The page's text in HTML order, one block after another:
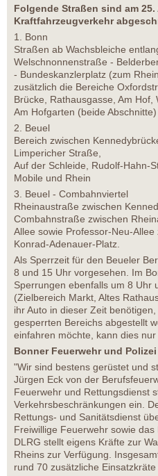
Folgende Straßen sind am
Kraftfahrzeugverkehr
1. Bonn
Straßen ab Wachsbleiche
Welschnonnenstraße -
- Bundeskanzlerplatz (zum
zusätzlich die Bereiche
Brücke, Rathausgasse, Am
Am Hofgarten (beide Abschnitte)
2. Beuel
Bereich zwischen
Limpericher Straße,
Auf der Schleide, Rudolf-Hahn-
Mobile und Rhein
3. Beuel - Combahnviertel
Rheinaustraße zwischen
Combahnstraße zwischen
Allee sowie Professor-Neu-
Konrad-Adenauer-Platz.
Als Sperrzeit für den Beueler
8 und 15 Uhr vorgesehen. Im
Sperrungen ebenfalls um 8 Uhr
(Zielbereich Markt, Altes
ihr Auto in dieser Zeit
gesperrten Bereichs abgestellt
einfahren möchte, kann dies nur
Bonner Feuerwehr und
"Wir sind bestens gerüstet und
Jürgen Eck von der
Feuerwehr und Rettungsdienst
Verkehrsbeschränkungen ein.
Rettungs- und Sanitätsdienst
Freiwillige Feuerwehr sowie
DLRG stellt eigens Kräfte zur
Rheins zur Verfügung.
rund 70 zusätzliche Einsatzkräte